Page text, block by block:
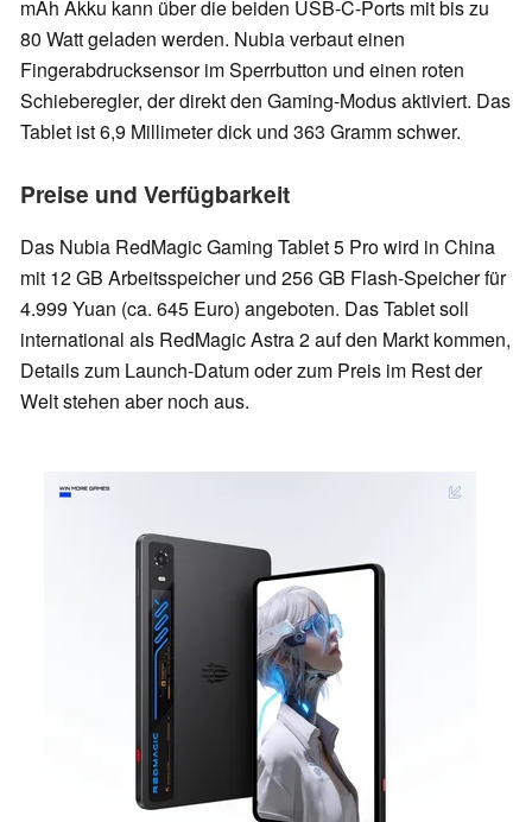
mAh Akku kann über die beiden USB-C-Ports mit bis zu
80 Watt geladen werden. Nubia verbaut einen
Fingerabdrucksensor im Sperrbutton und einen roten
Schieberegler, der direkt den Gaming-Modus aktiviert. Das
Tablet ist 6,9 Millimeter dick und 363 Gramm schwer.
Preise und Verfügbarkeit
Das Nubia RedMagic Gaming Tablet 5 Pro wird in China
mit 12 GB Arbeitsspeicher und 256 GB Flash-Speicher für
4.999 Yuan (ca. 645 Euro) angeboten. Das Tablet soll
international als RedMagic Astra 2 auf den Markt kommen,
Details zum Launch-Datum oder zum Preis im Rest der
Welt stehen aber noch aus.